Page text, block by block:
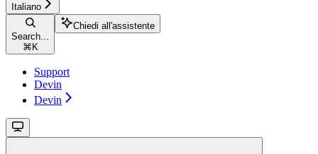
Italiano
Search...
⌘ K
Chiedi all'assistente
Support
Devin
Devin